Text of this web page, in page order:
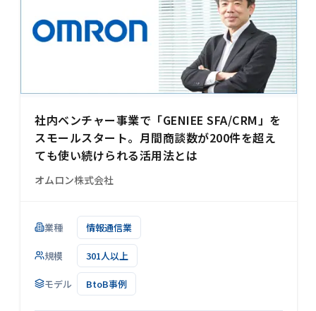
社内ベンチャー事業で「GENIEE SFA/CRM」を
スモールスタート。月間商談数が200件を超え
ても使い続けられる活用法とは
オムロン株式会社
業種 情報通信業
規模 301人以上
モデル BtoB事例